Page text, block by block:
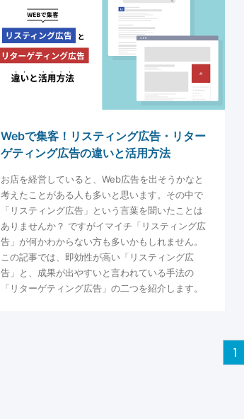
Webで集客！リスティング広告・リター
ゲティング広告の違いと活用方法
お店を経営していると、Web広告を出そうかなと
考えたことがある人も多いと思います。その中で
「リスティング広告」という言葉を聞いたことは
ありませんか？ ですがイマイチ「リスティング広
告」が何かわからない方も多いかもしれません。
この記事では、即効性が高い「リスティング広
告」と、成果が出やすいと言われている手法の
「リターゲティング広告」の二つを紹介します。
1